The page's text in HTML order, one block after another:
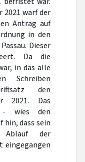
2021 warf der
Antrag auf
in den
Dieser
Da die
in das alle
Schreiben
den
2021. Das
- wies den
hin, dass sein
der
eingegangen